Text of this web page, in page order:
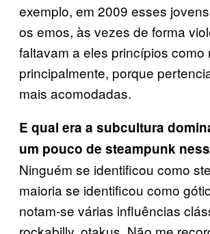
exemplo, em 2009 esses
os emos, às vezes de forma
faltavam a eles princípios como
principalmente, porque
mais acomodadas.
E qual era a subcultura
um pouco de steampunk
Ninguém se identificou como
maioria se identificou como
notam-se várias influências